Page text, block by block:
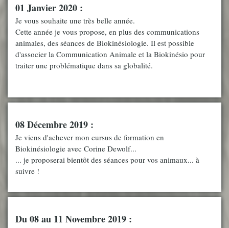
01 Janvier 2020 :
Je vous souhaite une très belle année.
Cette année je vous propose, en plus des communications
animales, des séances de Biokinésiologie. Il est possible
d'associer la Communication Animale et la Biokinésio pour
traiter une problématique dans sa globalité.
08 Décembre 2019 :
Je viens d'achever mon cursus de formation en
Biokinésiologie avec Corine Dewolf...
... je proposerai bientôt des séances pour vos animaux... à
suivre !
Du 08 au 11 Novembre 2019 :